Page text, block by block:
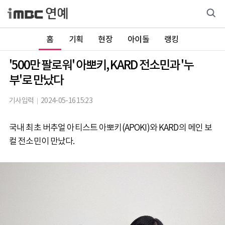
홈 기획 현장 아이돌 랭킹
'500만 팔로워' 아뽀키, KARD 전소민과 '누
부'로 만났다
기사입력 2024-05-16 15:23
국내 최초 버추얼 아티스트 아뽀키(APOKI)와 KARD의 메인 보
컬 전소민이 만났다.